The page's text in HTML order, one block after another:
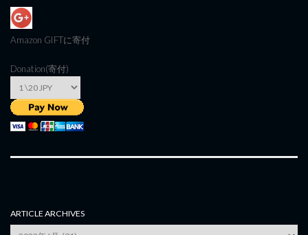
Amazon GIFTに寄付
Donation(寄付)
ARTICLE ARCHIVES